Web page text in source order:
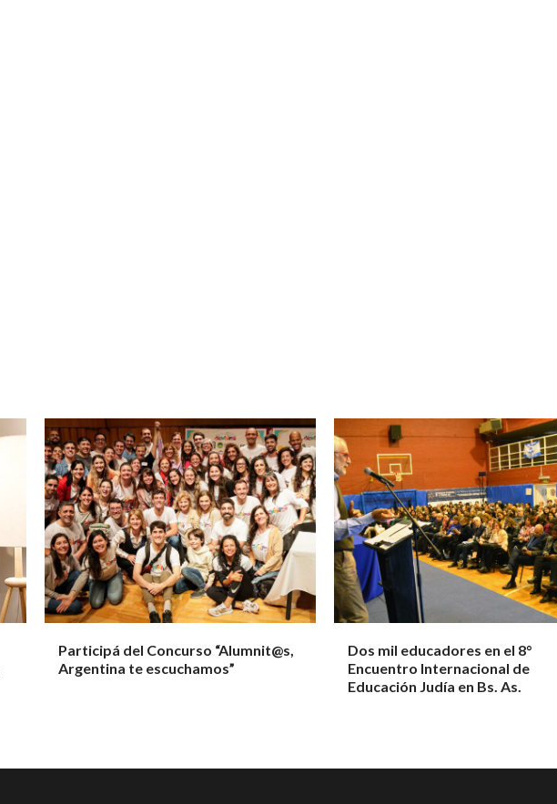
Participá del Concurso “Alumnit@s,
Argentina te escuchamos”
Dos mil educadores en el 8°
Encuentro Internacional de
Educación Judía en Bs. As.